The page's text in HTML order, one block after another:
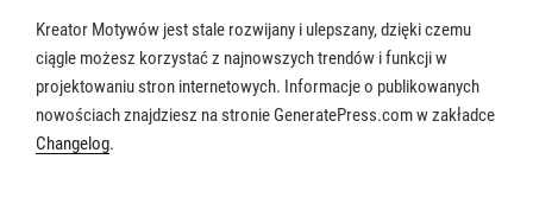
Kreator Motywów jest stale rozwijany i ulepszany, dzięki czemu
ciągle możesz korzystać z najnowszych trendów i funkcji w
projektowaniu stron internetowych. Informacje o publikowanych
nowościach znajdziesz na stronie GeneratePress.com w zakładce
Changelog.